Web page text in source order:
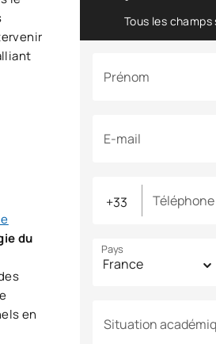
du
en
Tous les
Prénom
E-mail
Téléphone
Pays
Situation